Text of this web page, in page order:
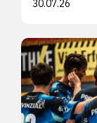
30.07.26